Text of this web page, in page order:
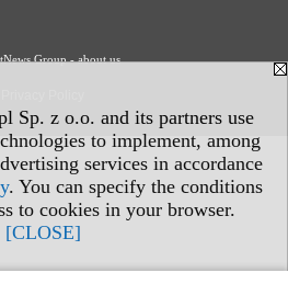
Sp. z o.o. and its partners use
to implement, among
services in accordance
. You can specify the conditions
to cookies in your browser.
[CLOSE]
Group - about us